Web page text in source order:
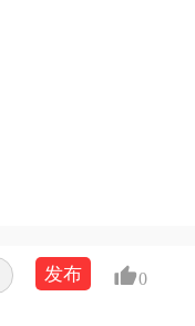
搜索发布 0